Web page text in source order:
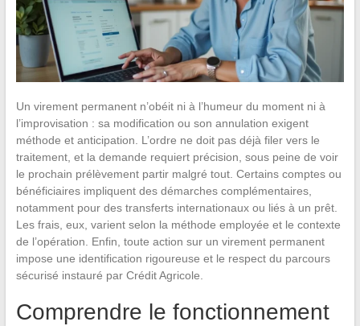
Un virement permanent n’obéit ni à l’humeur du moment ni à
l’improvisation : sa modification ou son annulation exigent
méthode et anticipation. L’ordre ne doit pas déjà filer vers le
traitement, et la demande requiert précision, sous peine de voir
le prochain prélèvement partir malgré tout. Certains comptes ou
bénéficiaires impliquent des démarches complémentaires,
notamment pour des transferts internationaux ou liés à un prêt.
Les frais, eux, varient selon la méthode employée et le contexte
de l’opération. Enfin, toute action sur un virement permanent
impose une identification rigoureuse et le respect du parcours
sécurisé instauré par Crédit Agricole.
Comprendre le fonctionnement